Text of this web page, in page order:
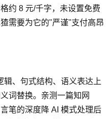
约 8 元/千字，未设置免费
需要为它的"严谨"支付高昂
辑、句式结构、语义表达上
词替换。亲测一篇知网
笔的深度降 AI 模式处理后